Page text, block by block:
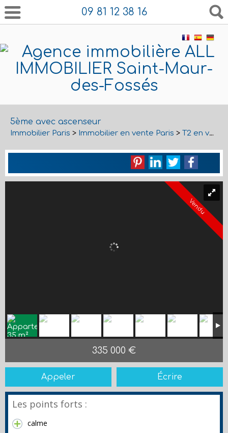
09 81 12 38 16
5ème avec ascenseur
Immobilier Paris > Immobilier en vente Paris > T2 en vente Paris
Vendu
335 000 €
Appeler Écrire
Les points forts :
calme